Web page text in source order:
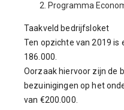
Programma
Taakveld bedrijfsloket
Ten opzichte van 2019 is
186.000.
Oorzaak hiervoor zijn de
bezuinigingen op het
van €200.000.